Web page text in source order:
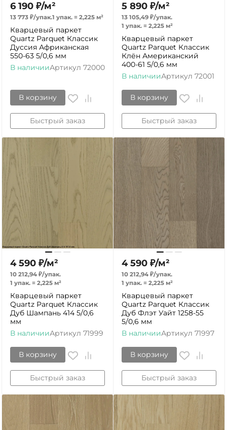
6 190 ₽/м²
13 773 ₽/упак.1 упак. = 2,225 м²
Кварцевый паркет
Quartz Parquet Классик
Дуссия Африканская
550-63 5/0,6 мм
В наличииАртикул 72000
В корзину
Быстрый заказ
5 890 ₽/м²
13 105,49 ₽/упак.
1 упак. = 2,225 м²
Кварцевый паркет
Quartz Parquet Классик
Клён Американский
400-61 5/0,6 мм
В наличииАртикул 72001
В корзину
Быстрый заказ
4 590 ₽/м²
10 212,94 ₽/упак.
1 упак. = 2,225 м²
Кварцевый паркет
Quartz Parquet Классик
Дуб Шампань 414 5/0,6
мм
В наличииАртикул 71999
В корзину
Быстрый заказ
4 590 ₽/м²
10 212,94 ₽/упак.
1 упак. = 2,225 м²
Кварцевый паркет
Quartz Parquet Классик
Дуб Флэт Уайт 1258-55
5/0,6 мм
В наличииАртикул 71997
В корзину
Быстрый заказ